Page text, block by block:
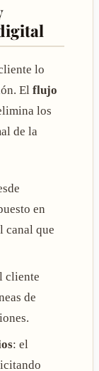
lo
El flujo
los
de la
en
canal que
cliente
de
: el